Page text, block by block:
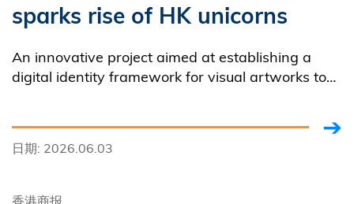
sparks rise of HK unicorns
An innovative project aimed at establishing a
digital identity framework for visual artworks to
日期: 2026.06.03